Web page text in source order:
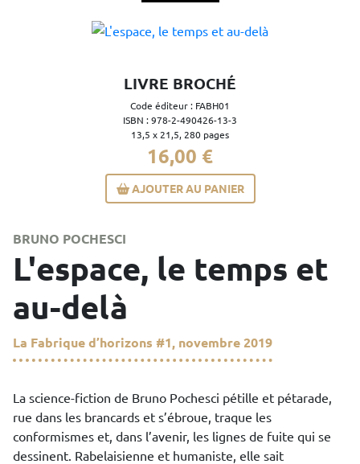
LIVRE BROCHÉ
Code éditeur : FABH01
ISBN : 978-2-490426-13-3
13,5 x 21,5, 280 pages
16,00 €
AJOUTER AU PANIER
BRUNO POCHESCI
L'espace, le temps et
au-delà
La Fabrique d’horizons #1, novembre 2019
La science-fiction de Bruno Pochesci pétille et pétarade,
rue dans les brancards et s’ébroue, traque les
conformismes et, dans l’avenir, les lignes de fuite qui se
dessinent. Rabelaisienne et humaniste, elle sait